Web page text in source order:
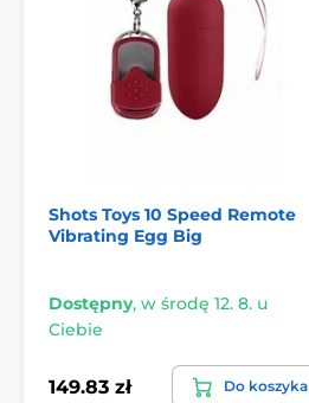
Shots Toys 10 Speed Remote
Vibrating Egg Big
Dostępny, w środę 12. 8. u
Ciebie
149.83 zł Do koszyka